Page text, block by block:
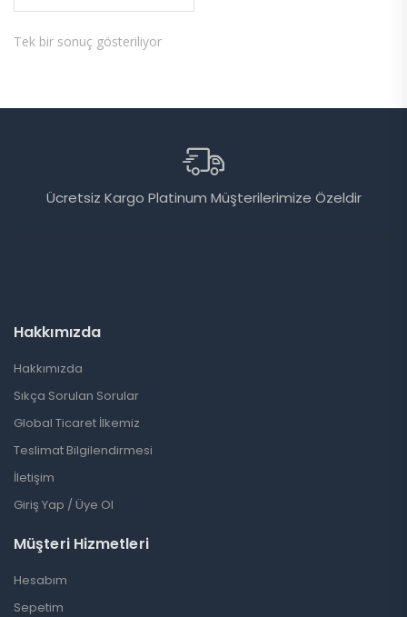
Tek bir sonuç gösteriliyor
Ücretsiz Kargo Platinum Müşterilerimize Özeldir
Hakkımızda
Hakkımızda
Sıkça Sorulan Sorular
Global Ticaret İlkemiz
Teslimat Bilgilendirmesi
İletişim
Giriş Yap / Üye Ol
Müşteri Hizmetleri
Hesabım
Sepetim